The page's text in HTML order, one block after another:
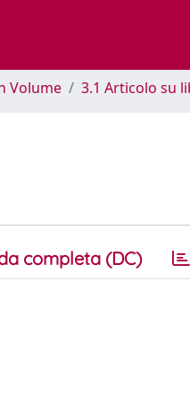
Volume 3.1 Articolo su
completa (DC)